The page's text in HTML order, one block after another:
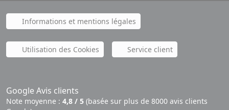
Informations et mentions légales
Utilisation des Cookies Service client
Google Avis clients
Note moyenne : 4,8 / 5 (basée sur plus de 8000 avis clients